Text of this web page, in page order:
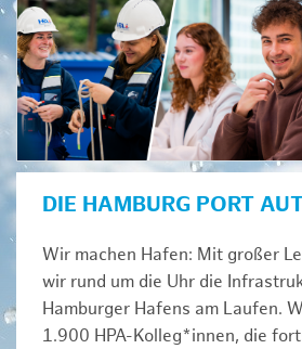
DIE HAMBURG PORT
Wir machen Hafen: Mit großer
wir rund um die Uhr die
Hamburger Hafens am Laufen.
1.900 HPA-Kolleg*innen, die